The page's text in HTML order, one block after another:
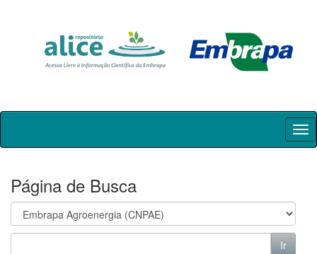
Skip
Página de Busca